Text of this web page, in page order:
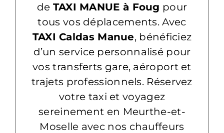
de TAXI MANUE à Foug pour
tous vos déplacements. Avec
TAXI Caldas Manue, bénéficiez
d’un service personnalisé pour
vos transferts gare, aéroport et
trajets professionnels. Réservez
votre taxi et voyagez
sereinement en Meurthe-et-
Moselle avec nos chauffeurs